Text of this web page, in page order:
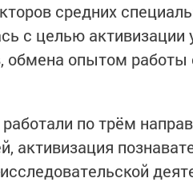
средних
с целью активизации
обмена опытом работы
по трём
активизация